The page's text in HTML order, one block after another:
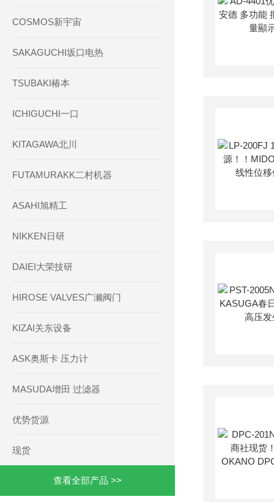
COSMOS新宇宙
SAKAGUCHI坂口电热
TSUBAKI椿本
ICHIGUCHI一口
KITAGAWA北川
FUTAMURAKK二村机器
ASAHI旭精工
NIKKEN日研
DAIEI大荣技研
HIROSE VALVES广濑阀门
KIZAI关东设备
ASK奥斯卡 压力计
MASUDA增田 过滤器
优势货源
现货
查看全部产品 >>